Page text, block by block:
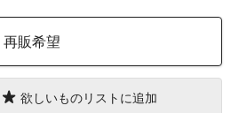
再販希望
欲しいものリストに追加